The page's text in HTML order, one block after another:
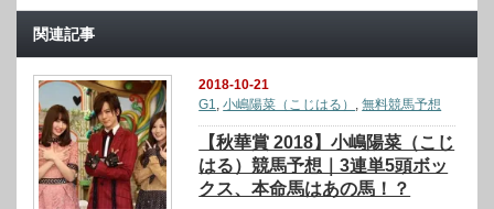
関連記事
2018-10-21
G1,小嶋陽菜（こじはる） ,無料競馬予想
【秋華賞 2018】小嶋陽菜（こじ
はる）競馬予想｜3連単5頭ボッ
クス、本命馬はあの馬！？